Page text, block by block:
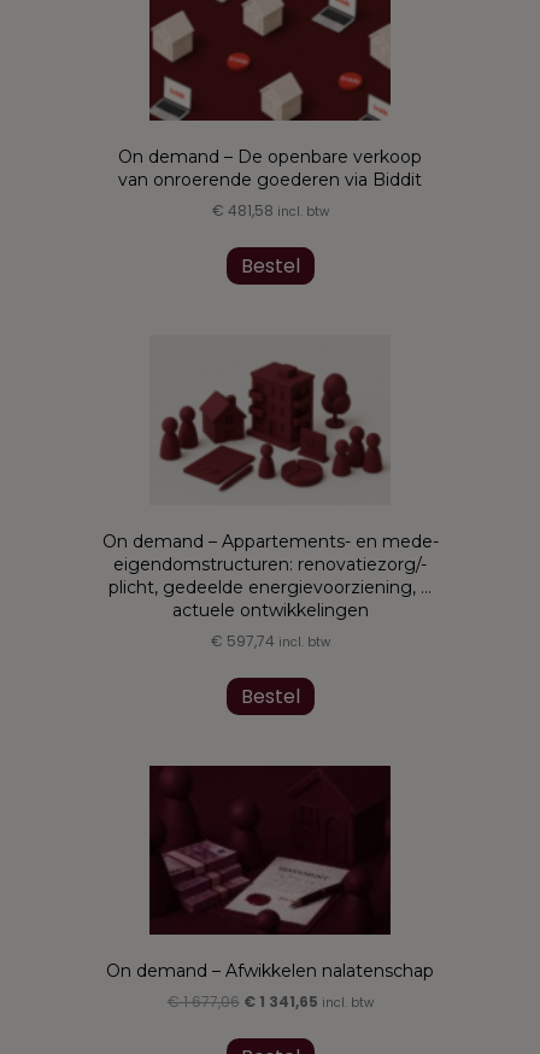
On demand – De openbare verkoop
van onroerende goederen via Biddit
€ 481,58 incl. btw
Bestel
On demand – Appartements- en mede-
eigendomstructuren: renovatiezorg/-
plicht, gedeelde energievoorziening, …
actuele ontwikkelingen
€ 597,74 incl. btw
Bestel
On demand – Afwikkelen nalatenschap
€1 677,06 Oorspronkelijke
was:
€1 341,65Huidige
incl. btw